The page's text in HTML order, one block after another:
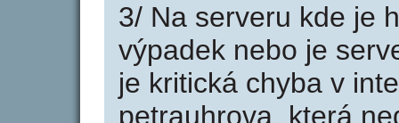
3/ Na serveru kde je
výpadek nebo je
je kritická chyba v
petrauhrova, která